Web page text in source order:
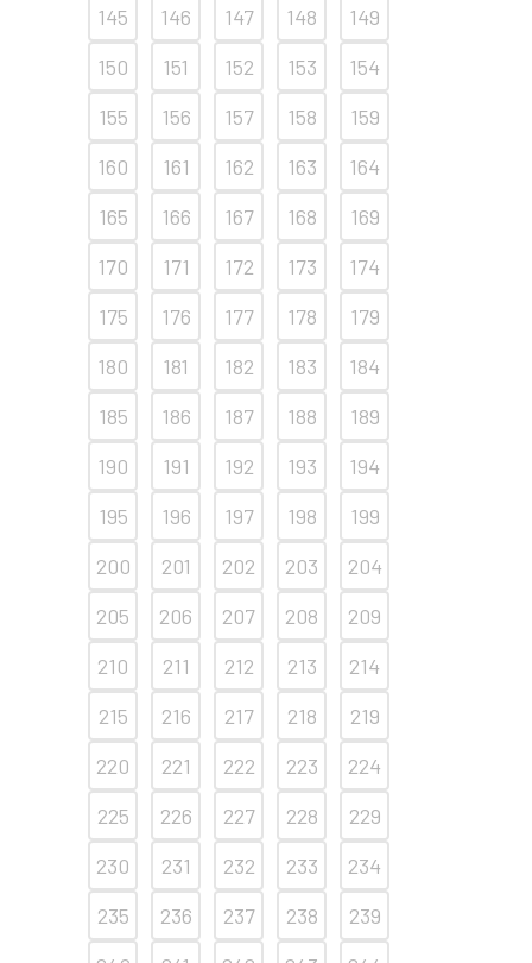
145
146 147 148
149
150
151 152 153
154
155
156 157 158
159
160
161 162 163
164
165
166 167 168
169
170
171 172 173
174
175
176 177 178
179
180
181 182 183
184
185
186 187 188
189
190
191 192 193
194
195
196 197 198
199
200
201 202 203
204
205
206 207 208
209
210
211 212 213
214
215
216 217 218
219
220
221 222 223
224
225
226 227 228
229
230
231 232 233
234
235
236 237 238
239